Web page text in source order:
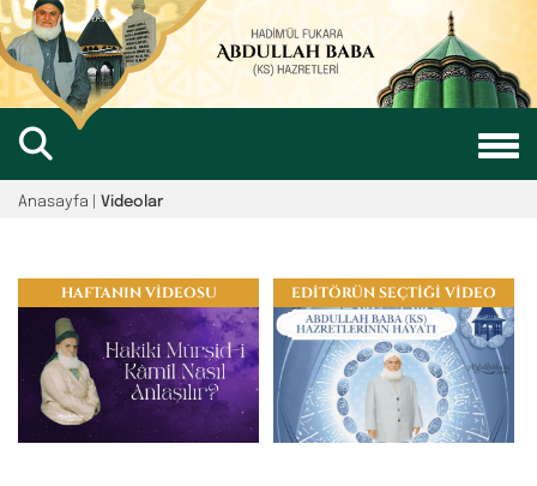
Anasayfa | Videolar
HAFTANIN VİDEOSU EDİTÖRÜN SEÇTİĞİ VİDEO